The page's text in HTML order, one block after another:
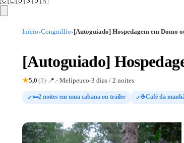
Início›Conguillío› [Autoguiado] Hospedagem em Domo
[Autoguiado]
★5,0 (3)· 📍 .- Melipeuco·3 dias / 2 noites
✓🛏️2 noites em uma cabana ou trailer ✓☕Café da